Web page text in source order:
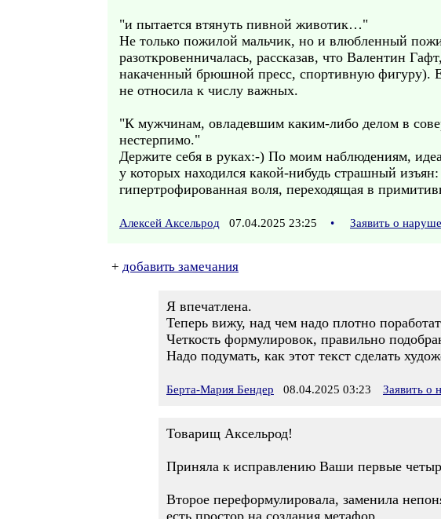
"и пытается втянуть пивной животик…"
Не только пожилой мальчик, но и влюбленный
разоткровенничалась, рассказав, что Валентин
накаченный брюшной пресс, спортивную фигуру).
не относила к числу важных.
"К мужчинам, овладевшим каким-либо делом в
нестерпимо."
Держите себя в руках:-) По моим наблюдениям,
у которых находился какой-нибудь страшный
гипертрофированная воля, переходящая в
Алексей Аксельрод 07.04.2025 23:25 • Заявить о
+ добавить замечания
Я впечатлена.
Теперь вижу, над чем надо плотно
Четкость формулировок, правильно
Надо подумать, как этот текст сделать
Берта-Мария Бендер 08.04.2025 03:23 Заявить о
Товарищ Аксельрод!
Приняла к исправлению Ваши первые
Второе переформулировала, заменила
есть простор на создания метафор.